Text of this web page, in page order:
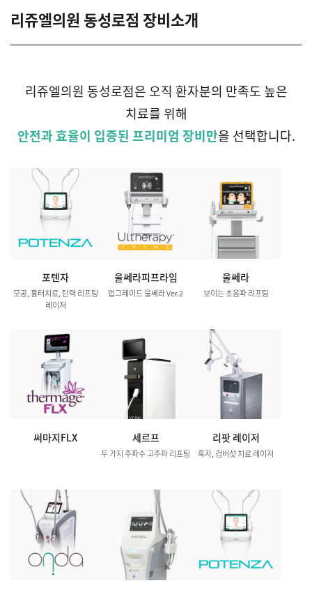
리쥬엘의원 동성로점 장비소개
리쥬엘의원 동성로점은 오직 환자분의 만족도 높은
치료를 위해
안전과 효율이 입증된 프리미엄 장비만을 선택합니다.
포텐자
모공, 흉터치료, 탄력 리프팅
레이저
울쎄라피프라임
업그레이드 울쎄라 Ver.2
울쎄라
보이는 초음파 리프팅
써마지FLX 세르프
두 가지 주파수 고주파 리프팅
리팟 레이저
흑자, 검버섯 치료 레이저